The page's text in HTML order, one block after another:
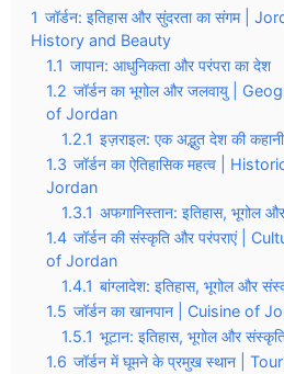
1 जॉर्डन: इतिहास और सुंदरता का संगम |
History and Beauty
1.1 जापान: आधुनिकता और परंपरा का देश
1.2 जॉर्डन का भूगोल और जलवायु |
of Jordan
1.2.1 इज़राइल: एक अद्भुत देश की कहानी
1.3 जॉर्डन का ऐतिहासिक महत्व |
Jordan
1.3.1 अफगानिस्तान: इतिहास, भूगोल
1.4 जॉर्डन की संस्कृति और परंपराएं |
of Jordan
1.4.1 बांग्लादेश: इतिहास, भूगोल और
1.5 जॉर्डन का खानपान | Cuisine of
1.5.1 भूटान: इतिहास, भूगोल और
1.6 जॉर्डन में घूमने के प्रमुख स्थान |